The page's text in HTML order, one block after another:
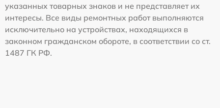
указанных товарных знаков и не представляет их
интересы. Все виды ремонтных работ выполняются
исключительно на устройствах, находящихся в
законном гражданском обороте, в соответствии со ст.
1487 ГК РФ.